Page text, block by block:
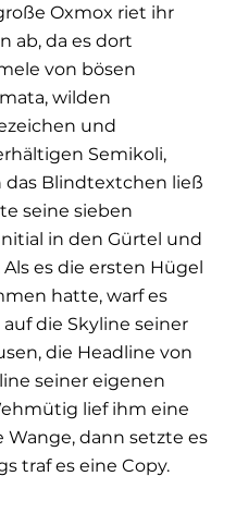
Oxmox riet ihr
ab, da es dort
von bösen
wilden
und
Semikoli,
das Blindtextchen ließ
seine sieben
in den Gürtel und
es die ersten Hügel
hatte, warf es
die Skyline seiner
die Headline von
seiner eigenen
lief ihm eine
Wange, dann setzte es
traf es eine Copy.